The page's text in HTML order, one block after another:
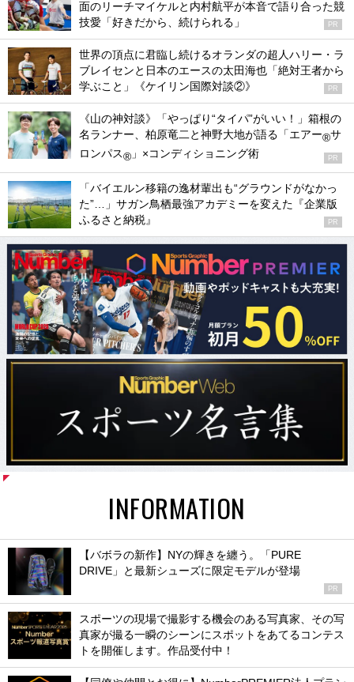
面のリーチマイケルと内村航平が本音で語り合った競
技愛「好きだから、続けられる」
PR
世界の頂点に君臨し続けるオランダの超人ハリー・ラ
ブレイセンと日本のエースの太田海也「絶対王者から
学ぶこと」《ケイリン国際対談②》
PR
《山の神対談》「やっぱり“タイパ”がいい！」箱根の
名ランナー、柏原竜二と神野大地が語る「エアー®サ
ロンパス® 」×コンディショニング術 PR
「バイエルン移籍の逸材輩出も“グラウンドがなかっ
た”…」サガン鳥栖最強アカデミーを変えた『企業版
ふるさと納税』
PR
INFORMATION
【バボラの新作】NYの輝きを纏う。「PURE
DRIVE」と最新シューズに限定モデルが登場
PR
スポーツの現場で撮影する機会のある写真家、その写
真家が撮る一瞬のシーンにスポットをあてるコンテス
トを開催します。作品受付中！